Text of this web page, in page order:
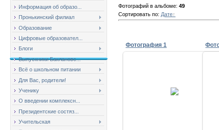
Информация об образо...
Пронькинский филиал
Образование
Цифровые образовател...
Блоги
Выпускники Баклановс...
Всё о школьном питании
Для Вас, родители!
Ученику
О введении комплексн...
Президентские состяз...
Учительская
Фотографий в альбоме: 49
Сортировать по: Дате
Фотография 1